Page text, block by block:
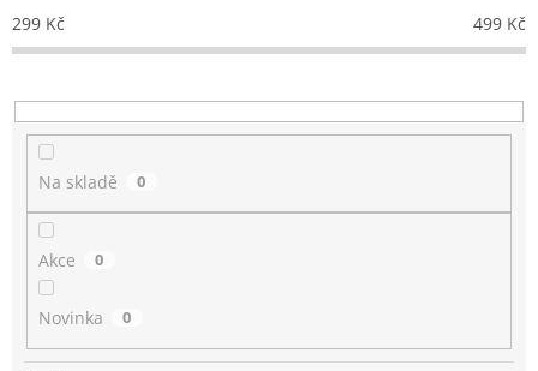
o
d
k
t
299 Kč 499 Kč
Na skladě 0
Akce 0
Novinka 0